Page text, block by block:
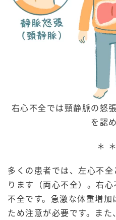
右心不全では頸静脈の怒
を認
＊
多くの患者では、左心不
ります（両心不全）。右
不全です。急激な体重増
ため注意が必要です。ま